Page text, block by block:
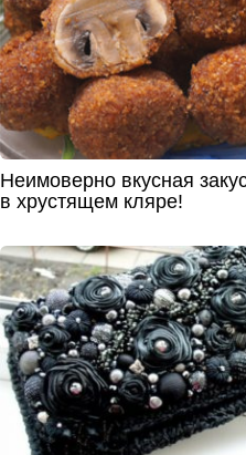
Неимоверно вкусная
в хрустящем кляре!